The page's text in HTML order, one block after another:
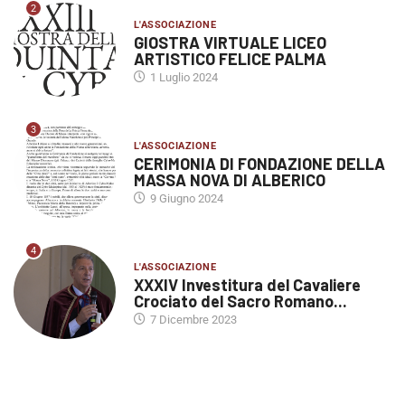
2
L'ASSOCIAZIONE
GIOSTRA VIRTUALE LICEO
ARTISTICO FELICE PALMA
1 Luglio 2024
3
L'ASSOCIAZIONE
CERIMONIA DI FONDAZIONE DELLA
MASSA NOVA DI ALBERICO
9 Giugno 2024
4
L'ASSOCIAZIONE
XXXIV Investitura del Cavaliere
Crociato del Sacro Romano...
7 Dicembre 2023